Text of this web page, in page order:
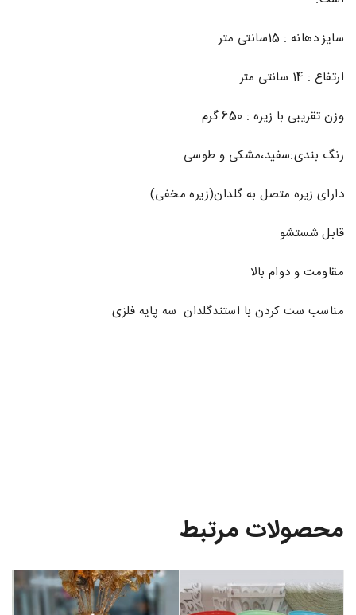
سایز دهانه : 15سانتی متر
ارتفاع : 14 سانتی متر
وزن تقریبی با زیره : 650 گرم
رنگ بندی:سفید،مشکی و طوسی
دارای زیره متصل به گلدان(زیره مخفی)
قابل شستشو
مقاومت و دوام بالا
مناسب ست کردن با استندگلدان سه پایه فلزی
محصولات مرتبط